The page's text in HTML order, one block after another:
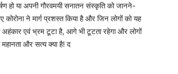
हो या अपनी गौरवमयी सनातन संस्कृति को जानने-
ने मार्ग प्रशस्त किया है और जिन लोगों को यह
एवं भ्रम टूटा है, आगे भी टूटता रहेगा और लोगों
और सत्य क्या है! द